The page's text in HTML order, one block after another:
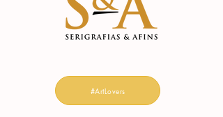
#ArtLovers